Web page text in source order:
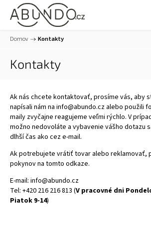
Domov / Kontakty
Kontakty
Ak nás chcete kontaktovať, prosíme vás, aby
napísali nám na info@abundo.cz alebo použili
maily zvyčajne reagujeme veľmi rýchlo. V
možno nedovoláte a vybavenie vášho dotazu
dlhší čas ako cez e-mail.
Ak potrebujete vrátiť tovar alebo reklamovať,
pokynov na tomto odkaze.
E-mail: info@abundo.cz
Tel: +420 216 216 813 (V pracovné dni
Piatok 9-14)